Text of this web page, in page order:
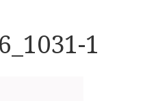
1